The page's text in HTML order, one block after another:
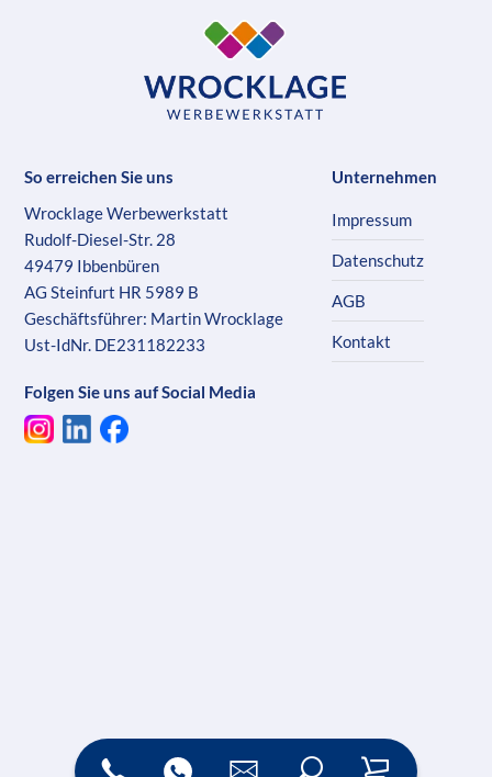
So erreichen Sie uns
Wrocklage Werbewerkstatt
Rudolf-Diesel-Str. 28
49479 Ibbenbüren
AG Steinfurt HR 5989 B
Geschäftsführer: Martin Wrocklage
Ust-IdNr. DE231182233
Folgen Sie uns auf Social Media
Unternehmen
Impressum
Datenschutz
AGB
Kontakt